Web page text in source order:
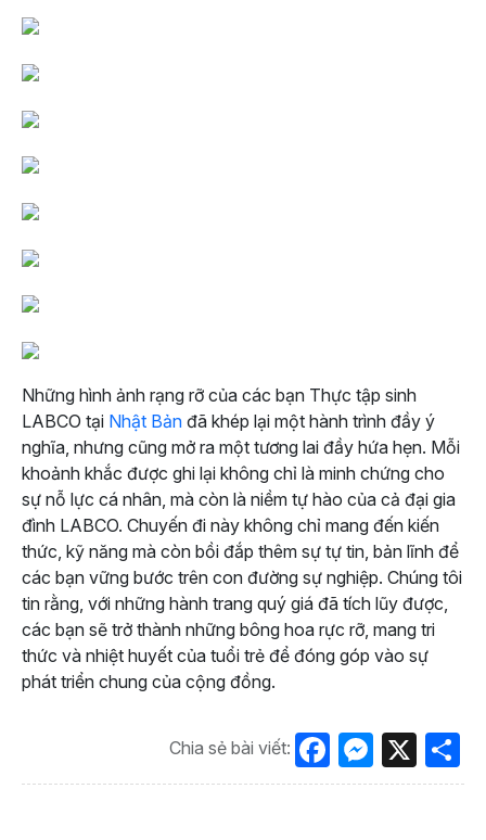
Những hình ảnh rạng rỡ của các bạn Thực tập sinh
LABCO tại Nhật Bản đã khép lại một hành trình đầy ý
nghĩa, nhưng cũng mở ra một tương lai đầy hứa hẹn. Mỗi
khoảnh khắc được ghi lại không chỉ là minh chứng cho
sự nỗ lực cá nhân, mà còn là niềm tự hào của cả đại gia
đình LABCO. Chuyến đi này không chỉ mang đến kiến
thức, kỹ năng mà còn bồi đắp thêm sự tự tin, bản lĩnh để
các bạn vững bước trên con đường sự nghiệp. Chúng tôi
tin rằng, với những hành trang quý giá đã tích lũy được,
các bạn sẽ trở thành những bông hoa rực rỡ, mang tri
thức và nhiệt huyết của tuổi trẻ để đóng góp vào sự
phát triển chung của cộng đồng.
Chia sẻ bài viết: Facebook
X